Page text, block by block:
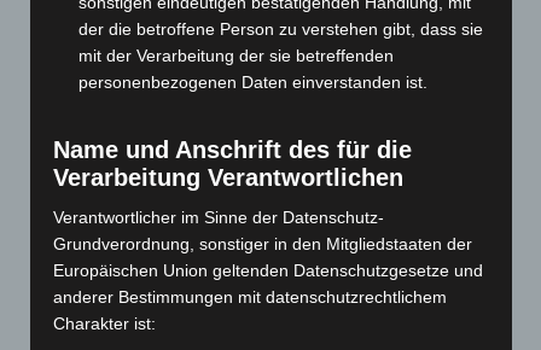
Februar 2024(103)
(111)
November 2023(130)
Oktober 2023(114)
September 2023(133)
August 2023(134)
Juli 2023
(118)
Juni 2023(142)
der die betroffene Person zu verstehen gibt, dass sie
mit der Verarbeitung der sie betreffenden
personenbezogenen Daten einverstanden ist.
Name und Anschrift des für die
Verarbeitung Verantwortlichen
Verantwortlicher im Sinne der Datenschutz-
Grundverordnung, sonstiger in den Mitgliedstaaten der
Europäischen Union geltenden Datenschutzgesetze und
anderer Bestimmungen mit datenschutzrechtlichem
Charakter ist: